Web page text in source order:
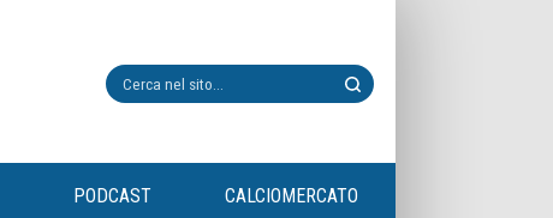
PODCAST CALCIOMERCATO